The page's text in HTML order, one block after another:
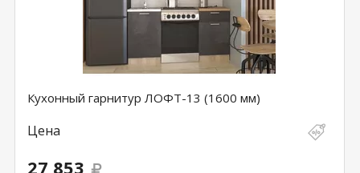
Кухонный гарнитур ЛОФТ-13 (1600 мм)
Цена
27 853